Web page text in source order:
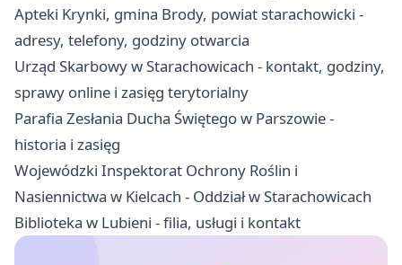
Apteki Krynki, gmina Brody, powiat starachowicki -
adresy, telefony, godziny otwarcia
Urząd Skarbowy w Starachowicach - kontakt, godziny,
sprawy online i zasięg terytorialny
Parafia Zesłania Ducha Świętego w Parszowie -
historia i zasięg
Wojewódzki Inspektorat Ochrony Roślin i
Nasiennictwa w Kielcach - Oddział w Starachowicach
Biblioteka w Lubieni - filia, usługi i kontakt